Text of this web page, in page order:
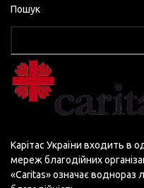
Пошук
Карітас України входить в
мереж благодійних
«Сaritas» означає воднораз